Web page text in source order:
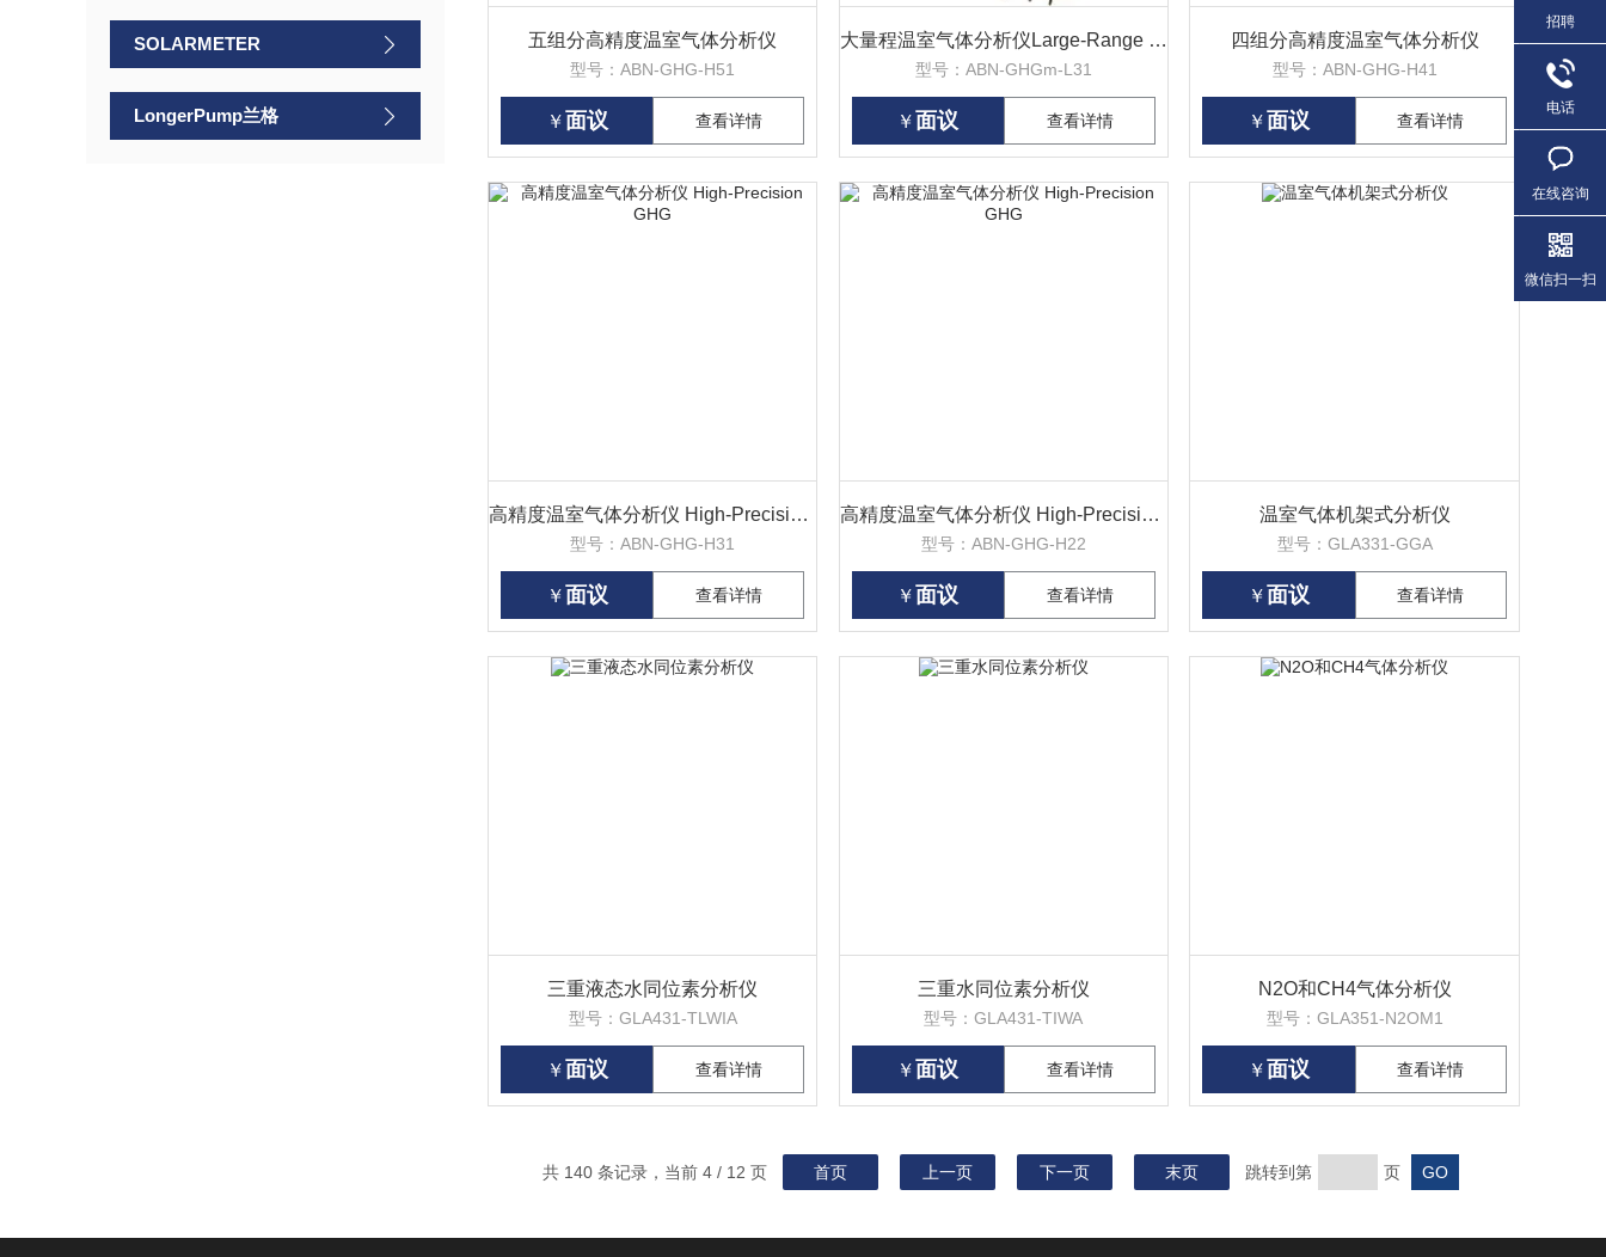
SOLARMETER
LongerPump兰格
五组分高精度温室气体分析仪
型号：ABN-GHG-H51
￥ 面议 查看详情
大量程温室气体分析仪Large-Range GHG
型号：ABN-GHGm-L31
￥ 面议 查看详情
四组分高精度温室气体分析仪
型号：ABN-GHG-H41
￥ 面议 查看详情
高精度温室气体分析仪 High-Precision GHG
型号：ABN-GHG-H31
￥ 面议 查看详情
高精度温室气体分析仪 High-Precision GHG
型号：ABN-GHG-H22
￥ 面议 查看详情
温室气体机架式分析仪
型号：GLA331-GGA
￥ 面议 查看详情
三重液态水同位素分析仪
型号：GLA431-TLWIA
￥ 面议 查看详情
三重水同位素分析仪
型号：GLA431-TIWA
￥ 面议 查看详情
N2O和CH4气体分析仪
型号：GLA351-N2OM1
￥ 面议 查看详情
共 140 条记录，当前 4 / 12 页 首页 上一页 下一页 末页 跳转到第 页
招聘
电话
在线咨询
微信扫一扫